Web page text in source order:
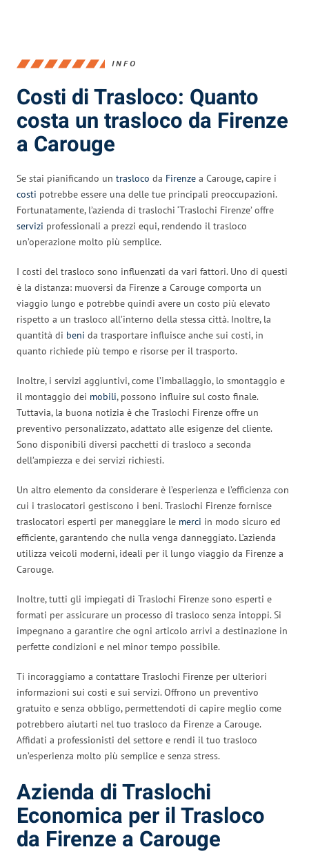
INFO
Costi di Trasloco: Quanto
costa un trasloco da Firenze
a Carouge
Se stai pianificando un trasloco da Firenze a Carouge, capire i
costi potrebbe essere una delle tue principali preoccupazioni.
Fortunatamente, l’azienda di traslochi ‘Traslochi Firenze’ offre
servizi professionali a prezzi equi, rendendo il trasloco
un’operazione molto più semplice.
I costi del trasloco sono influenzati da vari fattori. Uno di questi
è la distanza: muoversi da Firenze a Carouge comporta un
viaggio lungo e potrebbe quindi avere un costo più elevato
rispetto a un trasloco all’interno della stessa città. Inoltre, la
quantità di beni da trasportare influisce anche sui costi, in
quanto richiede più tempo e risorse per il trasporto.
Inoltre, i servizi aggiuntivi, come l’imballaggio, lo smontaggio e
il montaggio dei mobili, possono influire sul costo finale.
Tuttavia, la buona notizia è che Traslochi Firenze offre un
preventivo personalizzato, adattato alle esigenze del cliente.
Sono disponibili diversi pacchetti di trasloco a seconda
dell’ampiezza e dei servizi richiesti.
Un altro elemento da considerare è l’esperienza e l’efficienza con
cui i traslocatori gestiscono i beni. Traslochi Firenze fornisce
traslocatori esperti per maneggiare le merci in modo sicuro ed
efficiente, garantendo che nulla venga danneggiato. L’azienda
utilizza veicoli moderni, ideali per il lungo viaggio da Firenze a
Carouge.
Inoltre, tutti gli impiegati di Traslochi Firenze sono esperti e
formati per assicurare un processo di trasloco senza intoppi. Si
impegnano a garantire che ogni articolo arrivi a destinazione in
perfette condizioni e nel minor tempo possibile.
Ti incoraggiamo a contattare Traslochi Firenze per ulteriori
informazioni sui costi e sui servizi. Offrono un preventivo
gratuito e senza obbligo, permettendoti di capire meglio come
potrebbero aiutarti nel tuo trasloco da Firenze a Carouge.
Affidati a professionisti del settore e rendi il tuo trasloco
un’esperienza molto più semplice e senza stress.
Azienda di Traslochi
Economica per il Trasloco
da Firenze a Carouge